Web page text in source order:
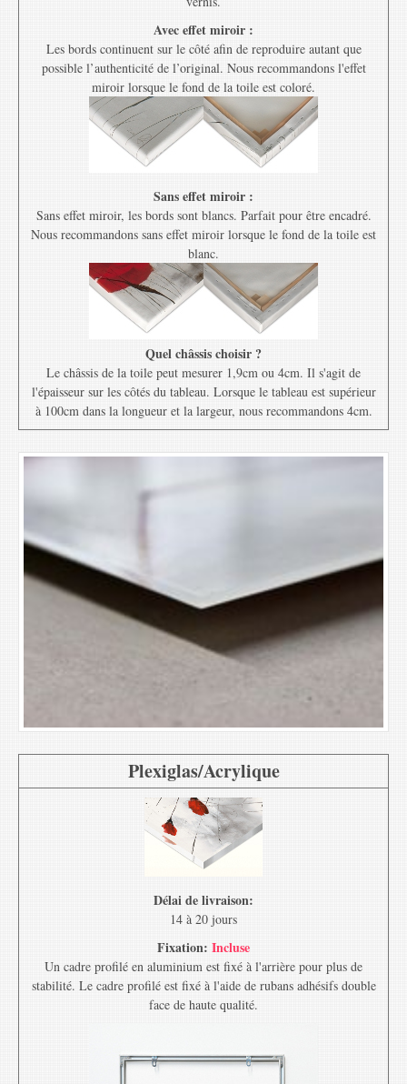
Avec effet miroir :
Les bords continuent sur le côté afin de reproduire autant que
possible l’authenticité de l’original. Nous recommandons l'effet
miroir lorsque le fond de la toile est coloré.
Sans effet miroir :
Sans effet miroir, les bords sont blancs. Parfait pour être encadré.
Nous recommandons sans effet miroir lorsque le fond de la toile est
blanc.
Quel châssis choisir ?
Le châssis de la toile peut mesurer 1,9cm ou 4cm. Il s'agit de
l'épaisseur sur les côtés du tableau. Lorsque le tableau est supérieur
à 100cm dans la longueur et la largeur, nous recommandons 4cm.
Plexiglas/Acrylique
Délai de livraison:
14 à 20 jours
Fixation: Incluse
Un cadre profilé en aluminium est fixé à l'arrière pour plus de
stabilité. Le cadre profilé est fixé à l'aide de rubans adhésifs double
face de haute qualité.